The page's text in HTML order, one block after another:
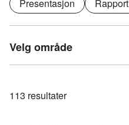
Presentasjon
Rapport
Velg område
113 resultater